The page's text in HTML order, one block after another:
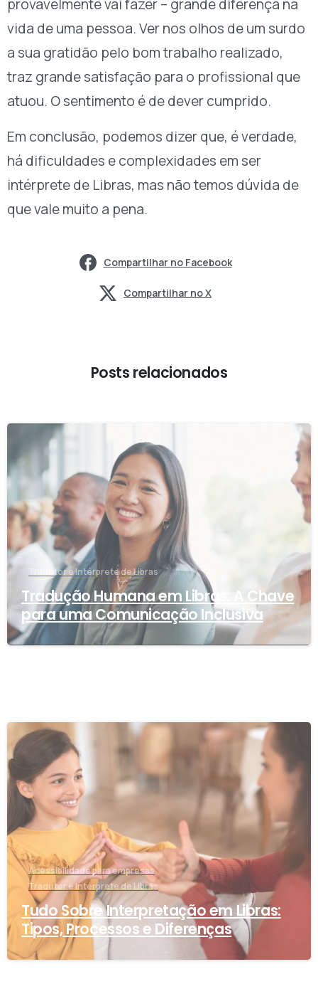
provavelmente vai fazer – grande diferença na
vida de uma pessoa. Ver nos olhos de um surdo
a sua gratidão pelo bom trabalho realizado,
traz grande satisfação para o profissional que
atuou. O sentimento é de dever cumprido.
Em conclusão, podemos dizer que, é verdade,
há dificuldades e complexidades em ser
intérprete de Libras, mas não temos dúvida de
que vale muito a pena.
Compartilhar no Facebook
Compartilhar no X
Posts relacionados
-
Tradutor e Intérprete de Libras
Tradução Humana em Libras: A Chave
para uma Comunicação Inclusiva
Acessibilidade para empresas
Tradutor e Intérprete de Libras
Tudo Sobre Interpretação em Libras:
Tipos, Processos e Diferenças